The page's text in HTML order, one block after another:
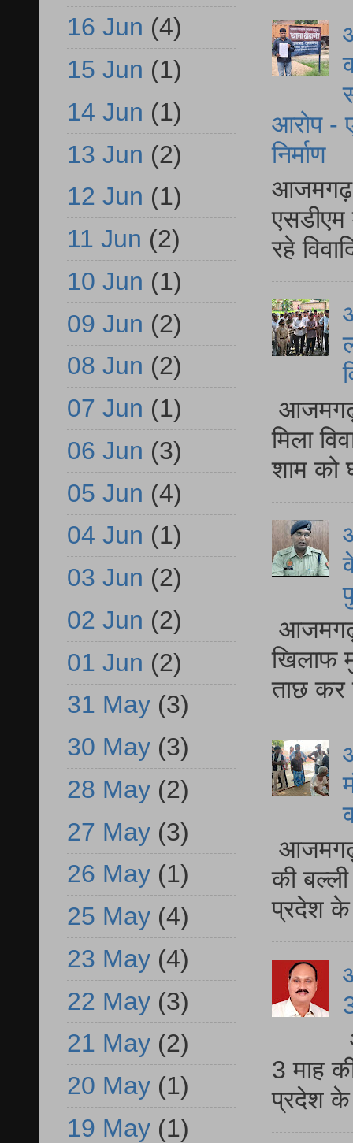
आरोप -
निर्माण
आजमगढ़
एसडीएम
रहे
आजमगढ़
मिला
शाम को
आजमगढ़
खिलाफ
ताछ कर
आजमगढ़
की
प्रदेश
3 माह
प्रदेश
16 Jun (4)
15 Jun (1)
14 Jun (1)
13 Jun (2)
12 Jun (1)
11 Jun (2)
10 Jun (1)
09 Jun (2)
08 Jun (2)
07 Jun (1)
06 Jun (3)
05 Jun (4)
04 Jun (1)
03 Jun (2)
02 Jun (2)
01 Jun (2)
31 May (3)
30 May (3)
28 May (2)
27 May (3)
26 May (1)
25 May (4)
23 May (4)
22 May (3)
21 May (2)
20 May (1)
19 May (1)